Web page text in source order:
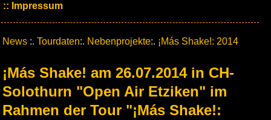
Impressum
News :. Tourdaten:. Nebenprojekte:. ¡Más Shake!: 2014
¡Más Shake! am 26.07.2014 in CH-
Solothurn "Open Air Etziken" im
Rahmen der Tour "¡Más Shake!: